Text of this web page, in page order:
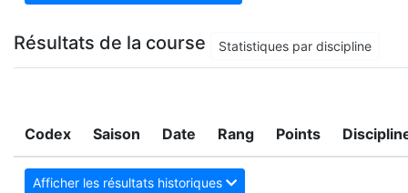
Résultats de la course Statistiques par discipline
Codex Saison Date Rang Points
Afficher les résultats historiques